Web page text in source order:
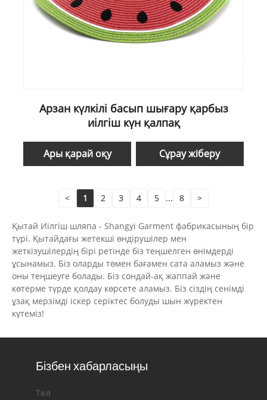
Арзан күлкілі басып шығару қарбыз
иілгіш күн қалпақ
Ары қарай оқу Сұрау жіберу
< 1 2 3 4 5 ... 8 >
Қытай Иілгіш шляпа - Shangyi Garment фабрикасының бір
түрі. Қытайдағы жетекші өндірушілер мен
жеткізушілердің бірі ретінде біз теңшелген өнімдерді
ұсынамыз. Біз оларды төмен бағамен сата аламыз және
оны теңшеуге болады. Біз сондай-ақ жаппай және
көтерме түрде қолдау көрсете аламыз. Біз сіздің сенімді
ұзақ мерзімді іскер серіктес болуды шын жүректен
күтеміз!
Бізбен хабарласыңы
Тел